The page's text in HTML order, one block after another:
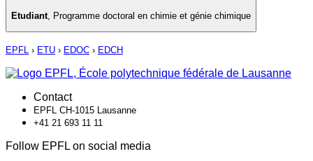
Etudiant Programme doctoral en chimie et génie chimique
EPFL › ETU › EDOC › EDCH
Contact
EPFL CH-1015 Lausanne
+41 21 693 11 11
Follow EPFL on social media